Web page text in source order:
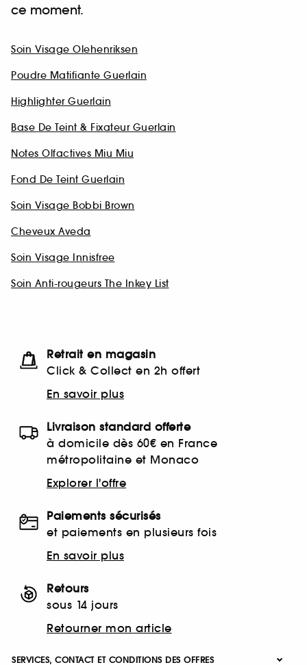
ce moment.
Soin Visage Olehenriksen
Poudre Matifiante Guerlain
Highlighter Guerlain
Base De Teint & Fixateur Guerlain
Notes Olfactives Miu Miu
Fond De Teint Guerlain
Soin Visage Bobbi Brown
Cheveux Aveda
Soin Visage Innisfree
Soin Anti-rougeurs The Inkey List
Retrait en magasin
Click & Collect en 2h offert
En savoir plus
Livraison standard offerte
à domicile dès 60€ en France
métropolitaine et Monaco
Explorer l'offre
Paiements sécurisés
et paiements en plusieurs fois
En savoir plus
Retours
sous 14 jours
Retourner mon article
SERVICES, CONTACT ET CONDITIONS DES OFFRES